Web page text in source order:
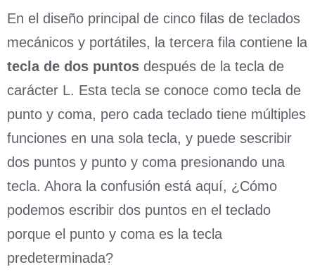
En el diseño principal de cinco filas de teclados
mecánicos y portátiles, la tercera fila contiene la
tecla de dos puntos después de la tecla de
carácter L. Esta tecla se conoce como tecla de
punto y coma, pero cada teclado tiene múltiples
funciones en una sola tecla, y puede sescribir
dos puntos y punto y coma presionando una
tecla. Ahora la confusión está aquí, ¿Cómo
podemos escribir dos puntos en el teclado
porque el punto y coma es la tecla
predeterminada?